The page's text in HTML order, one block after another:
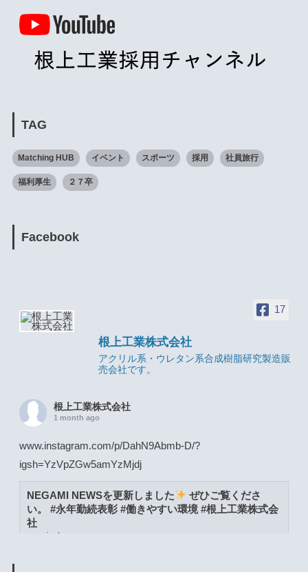
TAG
Matching HUB イベント スポーツ 採用 社員旅行
福利厚生 ２７卒
Facebook
17
根上工業株式会社
アクリル系・ウレタン系合成樹脂研究製造販
売会社です。
根上工業株式会社
1 month ago
www.instagram.com/p/DahN9Abmb-D/?
igsh=YzVpZGw5amYzMjdj
NEGAMI NEWSを更新しました
ぜひご覧くださ
い。 #永年勤続表彰 #働きやすい環境 #根上工業株式会
社
www.instagram.com